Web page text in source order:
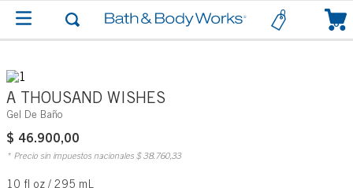
0
A THOUSAND WISHES
Gel De Baño
$ 46.900,00
* Precio sin impuestos nacionales $ 38. 760,33
10 fl oz / 295 mL